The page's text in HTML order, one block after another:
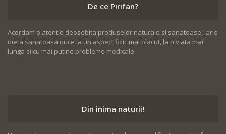
De ce Pirifan?
Acordam o atentie deosebita produselor naturale si sanatoase, iar o
dieta sanatoasa duce la un aspect fizic mai placut, la o viata mai
lunga si cu mai putine probleme medicale.
Din inima naturii!